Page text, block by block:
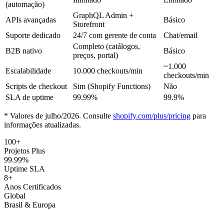
(automação)
APIs avançadas
GraphQL Admin +
Storefront
Básico
Suporte dedicado
24/7 com gerente de conta
Chat/email
B2B nativo
Completo (catálogos,
preços, portal)
Básico
Escalabilidade 10.000 checkouts/min
~1.000
checkouts/min
Scripts de checkout
Sim (Shopify Functions)
Não
SLA de uptime
99.99% 99.9%
* Valores de julho/2026. Consulte shopify.com/plus/pricing para
informações atualizadas.
100+
Projetos Plus
99.99%
Uptime SLA
8+
Anos Certificados
Global
Brasil & Europa